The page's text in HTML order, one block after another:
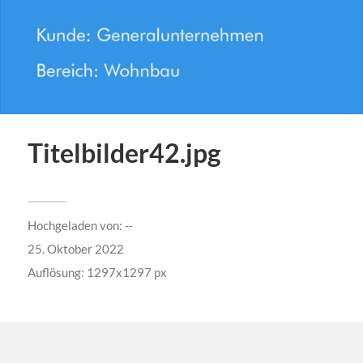
Titelbilder42.jpg
Hochgeladen von: --
25. Oktober 2022
Auflösung: 1297x1297 px